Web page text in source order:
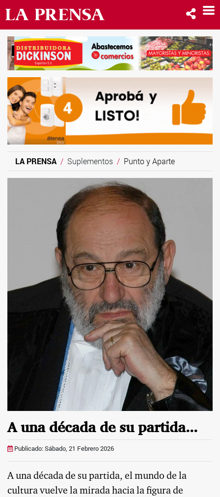
LA PRENSA Suplementos Punto y Aparte
A una década de su partida...
Publicado: Sábado, 21 Febrero 2026
A una década de su partida, el mundo de la
cultura vuelve la mirada hacia la figura de